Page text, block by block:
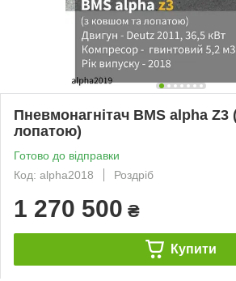
Пневмонагнітач BMS alpha Z3
лопатою)
Готово до відправки
Код: alpha2018
Роздріб
1 270 500 ₴
Купити